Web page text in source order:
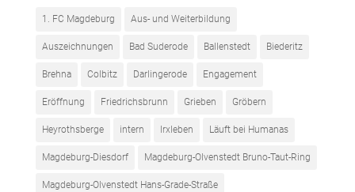
1. FC Magdeburg Aus- und Weiterbildung
Auszeichnungen Bad Suderode Ballenstedt Biederitz
Brehna Colbitz Darlingerode Engagement
Eröffnung Friedrichsbrunn Grieben Gröbern
Heyrothsberge intern Irxleben Läuft bei Humanas
Magdeburg-Diesdorf Magdeburg-Olvenstedt Bruno-Taut-Ring
Magdeburg-Olvenstedt Hans-Grade-Straße